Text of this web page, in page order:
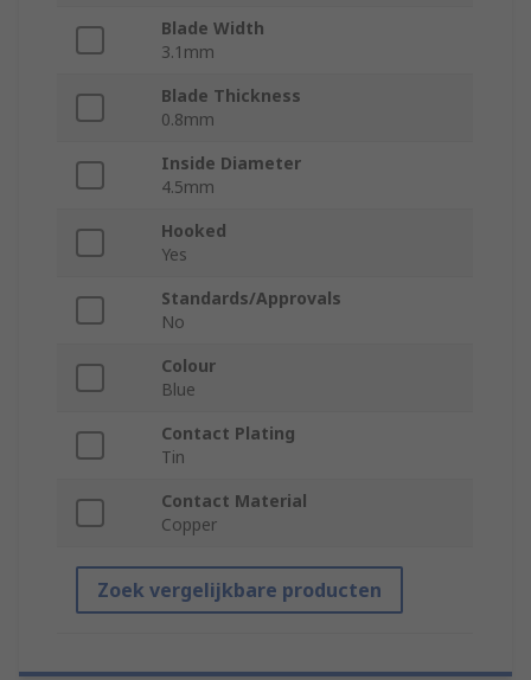
Blade Width
3.1mm
Blade Thickness
0.8mm
Inside Diameter
4.5mm
Hooked
Yes
Standards/Approvals
No
Colour
Blue
Contact Plating
Tin
Contact Material
Copper
Zoek vergelijkbare producten